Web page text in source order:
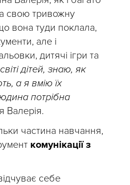
свою тривожну
вона туди поклала,
але і
дитячі ігри та
дітей, знаю, як
а я вмію їх
потрібна
Валерія.
частина навчання,
комунікації з
себе